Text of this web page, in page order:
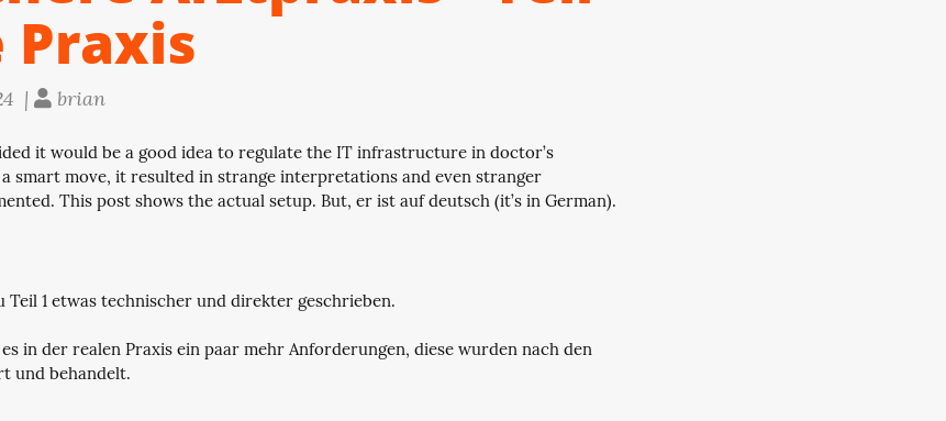
Praxis
| brian
it would be a good idea to regulate the IT infrastructure in doctor’s
smart move, it resulted in strange interpretations and even stranger
This post shows the actual setup. But, er ist auf deutsch (it’s in German).
Teil 1 etwas technischer und direkter geschrieben.
in der realen Praxis ein paar mehr Anforderungen, diese wurden nach den
und behandelt.